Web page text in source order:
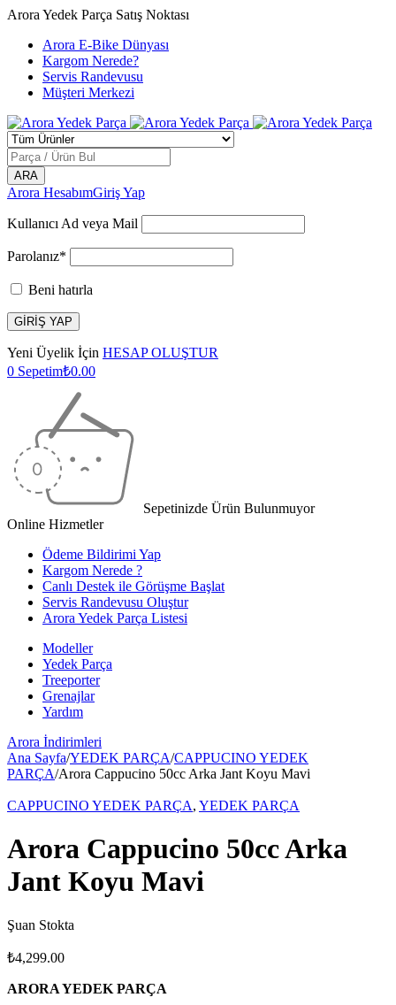
Arora Yedek Parça Satış Noktası
Arora E-Bike Dünyası
Kargom Nerede?
Servis Randevusu
Müşteri Merkezi
Arora HesabımGiriş Yap
Kullanıcı Ad veya Mail
Parolanız*
Beni hatırla
Yeni Üyelik İçin HESAP OLUŞTUR
0 Sepetim₺0.00
Sepetinizde Ürün Bulunmuyor
Online Hizmetler
Ödeme Bildirimi Yap
Kargom Nerede ?
Canlı Destek ile Görüşme Başlat
Servis Randevusu Oluştur
Arora Yedek Parça Listesi
Modeller
Yedek Parça
Treeporter
Grenajlar
Yardım
Arora İndirimleri
Ana Sayfa/YEDEK PARÇA/CAPPUCINO YEDEK
PARÇA/Arora Cappucino 50cc Arka Jant Koyu Mavi
CAPPUCINO YEDEK PARÇA, YEDEK PARÇA
Arora Cappucino 50cc Arka
Jant Koyu Mavi
Şuan Stokta
₺4,299.00
ARORA YEDEK PARÇA